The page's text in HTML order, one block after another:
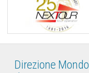
Direzione Mondo